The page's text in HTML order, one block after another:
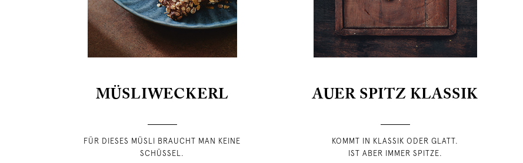
MÜSLI­WECKERL
FÜR DIESES MÜSLI BRAUCHT MAN KEINE
SCHÜSSEL.
AUER SPITZ KLASSIK
KOMMT IN KLASSIK ODER GLATT.
IST ABER IMMER SPITZE.